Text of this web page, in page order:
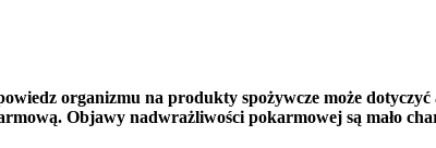
organizmu na produkty spożywcze może
Objawy nadwrażliwości pokarmowej są mało